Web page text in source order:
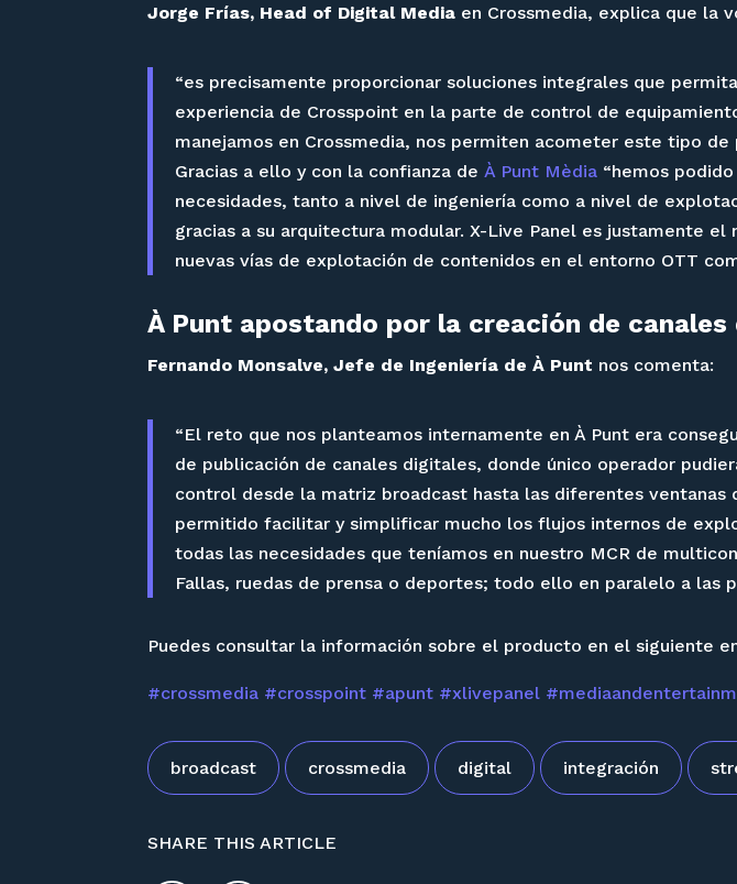
Jorge Frías, Head of Digital Media en Crossmedia, explica que la
“es precisamente proporcionar soluciones integrales que
experiencia de Crosspoint en la parte de control de
manejamos en Crossmedia, nos permiten acometer este tipo de
Gracias a ello y con la confianza deÀ Punt Mèdia “hemos
necesidades, tanto a nivel de ingeniería como a nivel de
gracias a su arquitectura modular. X-Live Panel es justamente
nuevas vías de explotación de contenidos en el entorno OTT
À Punt apostando por la creación de
Fernando Monsalve, Jefe de Ingeniería de À Punt nos comenta:
“El reto que nos planteamos internamente en À Punt era
de publicación de canales digitales, donde único operador
control desde la matriz broadcast hasta las diferentes ventanas
permitido facilitar y simplificar mucho los flujos internos de
todas las necesidades que teníamos en nuestro MCR de
Fallas, ruedas de prensa o deportes; todo ello en paralelo a las
Puedes consultar la información sobre el producto en el siguiente
#crossmedia #crosspoint #apunt #xlivepanel
broadcast crossmedia digital integración
SHARE THIS ARTICLE